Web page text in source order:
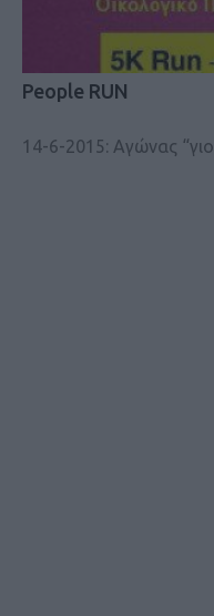
People RUN
14-6-2015: Αγώνας